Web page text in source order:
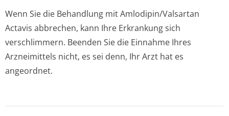
Wenn Sie die Behandlung mit Amlodipin/Valsartan
Actavis abbrechen, kann Ihre Erkrankung sich
verschlimmern. Beenden Sie die Einnahme Ihres
Arzneimittels nicht, es sei denn, Ihr Arzt hat es
angeordnet.